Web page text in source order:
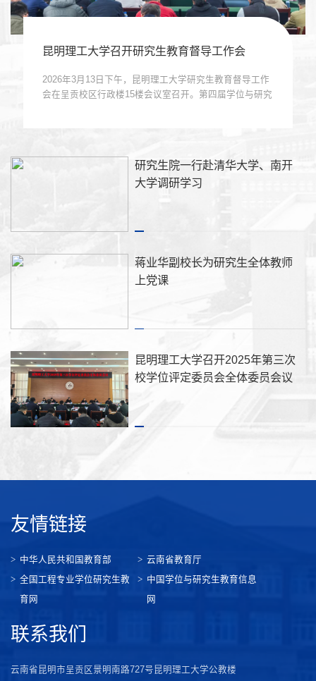
昆明理工大学召开研究生教育督导工作会
2026年3月13日下午，昆明理工大学研究生教育督导工作
会在呈贡校区行政楼15楼会议室召开。第四届学位与研究
研究生院一行赴清华大学、南开
大学调研学习
蒋业华副校长为研究生全体教师
上党课
昆明理工大学召开2025年第三次
校学位评定委员会全体委员会议
友情链接
中华人民共和国教育部
云南省教育厅
全国工程专业学位研究生教
育网
中国学位与研究生教育信息
网
联系我们
云南省昆明市呈贡区景明南路727号昆明理工大学公教楼